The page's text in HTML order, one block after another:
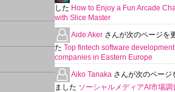
した How to Enjoy a Fun Arcade
with Slice Master
Aide Aker さんが次のページを
た Top fintech software development
companies in Eastern Europe
Aiko Tanaka さんが次のページ
ました ソーシャルメディアAI市場調